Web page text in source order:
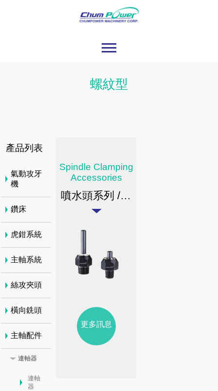
螺紋型
Spindle Clamping
Accessories
噴水頭系列 / 螺紋型
更多訊息
產品列表
氣動攻牙
機
鑽床
虎鉗系統
主軸系統
絲攻夾頭
橫向銑頭
主軸配件
連軸器
連軸
器